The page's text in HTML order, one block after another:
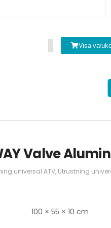
Visa
Valve
universal ATV, Utrustning
100 × 55 × 10 cm